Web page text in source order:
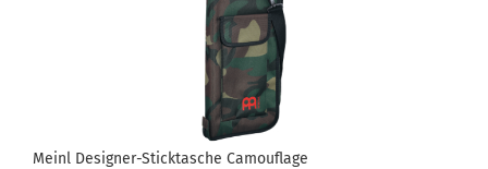
Meinl Designer-Sticktasche Camouflage